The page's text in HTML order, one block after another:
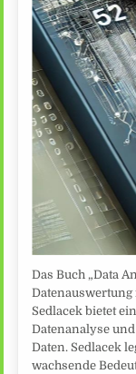
Das Buch „Data
Sedlacek bietet
Datenanalyse
Daten. Sedlacek
wachsende